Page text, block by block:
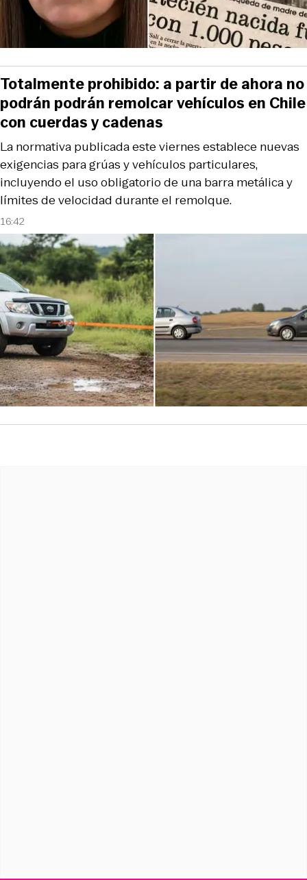
16:42
La normativa publicada este viernes establece nuevas
exigencias para grúas y vehículos particulares,
incluyendo el uso obligatorio de una barra metálica y
límites de velocidad durante el remolque.
Totalmente prohibido: a partir de ahora no
podrán podrán remolcar vehículos en Chile
con cuerdas y cadenas